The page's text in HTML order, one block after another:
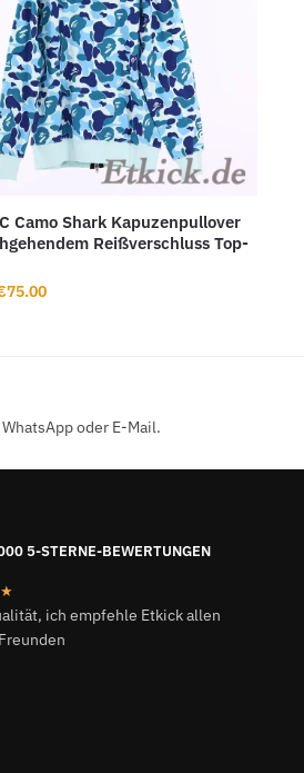
Camo Shark Kapuzenpullover
Reißverschluss Top-
75.00Aktueller
oder E-Mail.
5-STERNE-BEWERTUNGEN
ich empfehle Etkick allen